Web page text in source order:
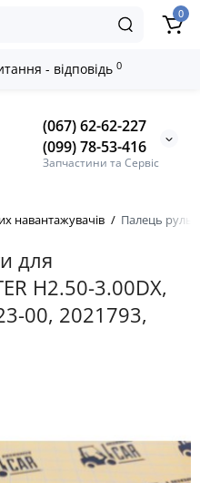
(067) 62-62-227
(099) 78-53-416
Запчастини та Сервіс
0
навантажувачів Палець
для
H2.50-3.00DX,
00, 2021793,
- відповідь 0